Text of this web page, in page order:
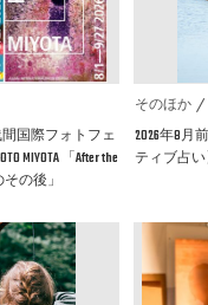
国際フォトフェ
MIYOTA 「After the
の後」
そのほか
2026年8月
ティブ占い